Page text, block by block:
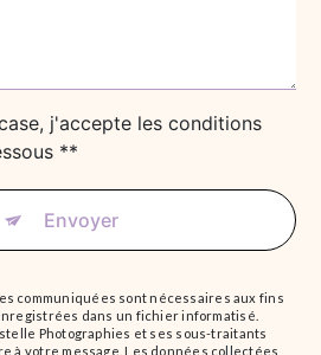
j'accepte les conditions
**
Envoyer
communiquées sont nécessaires aux fins
dans un fichier informatisé.
Photographies et ses sous-traitants
à votre message. Les données collectées